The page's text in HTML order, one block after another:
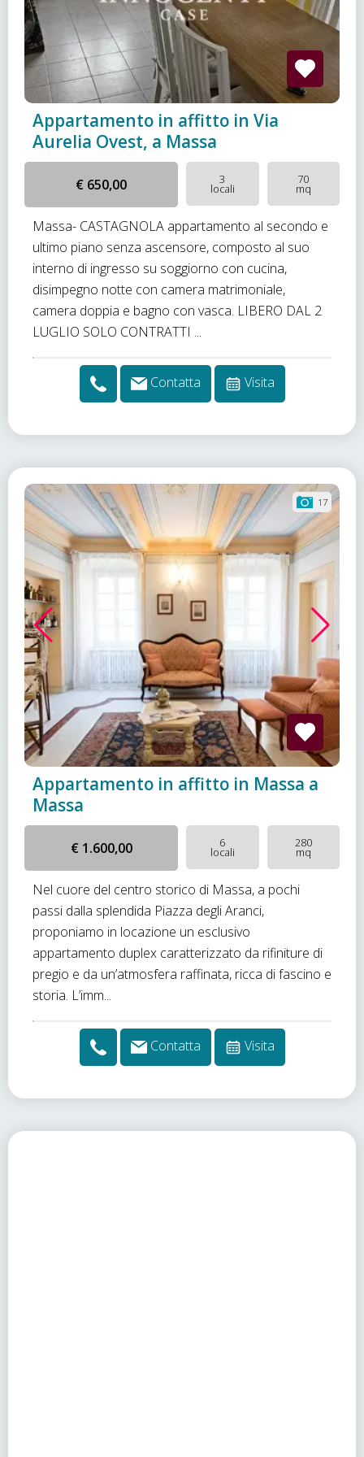
Appartamento in affitto in Via
Aurelia Ovest, a Massa
€ 650,00 3
locali
70
mq
Massa- CASTAGNOLA appartamento al secondo e
ultimo piano senza ascensore, composto al suo
interno di ingresso su soggiorno con cucina,
disimpegno notte con camera matrimoniale,
camera doppia e bagno con vasca. LIBERO DAL 2
LUGLIO SOLO CONTRATTI ...
Contatta Visita
17
Appartamento in affitto in Massa a
Massa
€ 1.600,00 6
locali
280
mq
Nel cuore del centro storico di Massa, a pochi
passi dalla splendida Piazza degli Aranci,
proponiamo in locazione un esclusivo
appartamento duplex caratterizzato da rifiniture di
pregio e da un’atmosfera raffinata, ricca di fascino e
storia. L’imm...
Contatta Visita